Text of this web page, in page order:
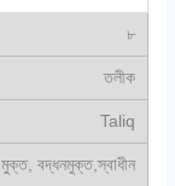
৮
তলীক
Taliq
মুক্ত, বদ্ধনমুক্ত,স্বাধীন